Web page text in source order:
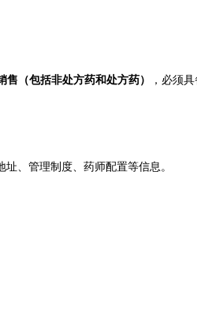
售（包括非处方药和处方药） ，必须
、管理制度、药师配置等信息。